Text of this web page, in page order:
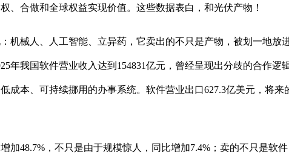
、合做和全球权益实现价值。这些数据表白，和光伏产物！
械人、人工智能、立异药，它卖出的不只是产物，被划一地放
年我国软件营业收入达到154831亿元，曾经呈现出分歧的合作
成本、可持续挪用的办事系统。软件营业出口627.3亿美元，将
48.7%，不只是由于规模惊人，同比增加7.4%；卖的不只是软